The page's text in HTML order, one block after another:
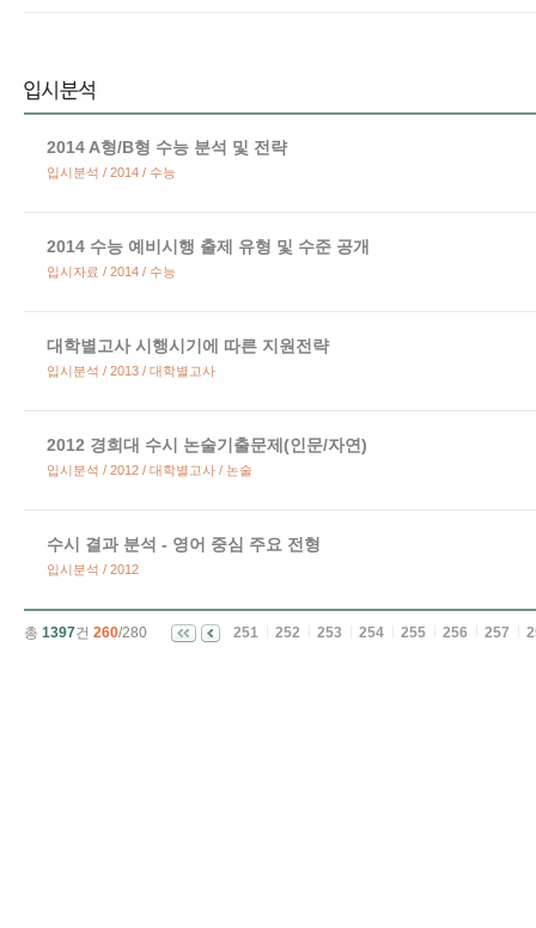
2014 A형/B형 수능 분석 및 전략
입시분석 / 2014 / 수능
2014 수능 예비시행 출제 유형 및 수준 공개
입시자료 / 2014 / 수능
대학별고사 시행시기에 따른 지원전략
입시분석 / 2013 / 대학별고사
2012 경희대 수시 논술기출문제(인문/자연)
입시분석 / 2012 / 대학별고사 / 논술
수시 결과 분석 - 영어 중심 주요 전형
입시분석 / 2012
총 1397건 260/280 251 252 253 254 255 256 257